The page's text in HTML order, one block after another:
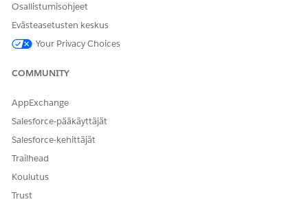
Osallistumisohjeet
Evästeasetusten keskus
Your Privacy Choices
COMMUNITY
AppExchange
Salesforce-pääkäyttäjät
Salesforce-kehittäjät
Trailhead
Koulutus
Trust